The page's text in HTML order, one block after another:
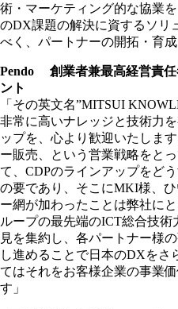
術・マーケティング的な協業
のDX課題の解決に資するソリ
べく、パートナーの開拓・育
Pendo 創業者兼最高経営責
ント
「その英文名”MITSUI
非常に高いナレッジと技術力
ップを、心より歓迎いたしま
ー販売、という営業戦略をと
て、CDPのラインアップをど
の要であり、そこにMKI様、
ー網が加わったことは弊社に
ループの最先端のICT総合技術
見を集約し、各パートナー様
し進めることで日本のDXをさ
てはそれをお客様企業の事業
す」